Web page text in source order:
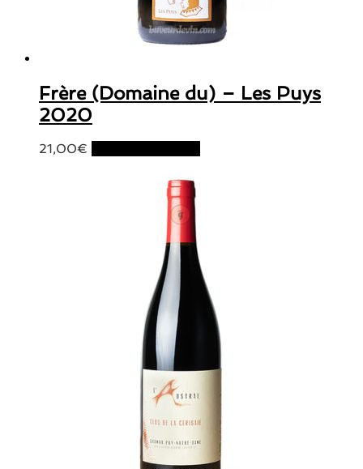
Frère (Domaine du) – Les Puys
2020
21,00€